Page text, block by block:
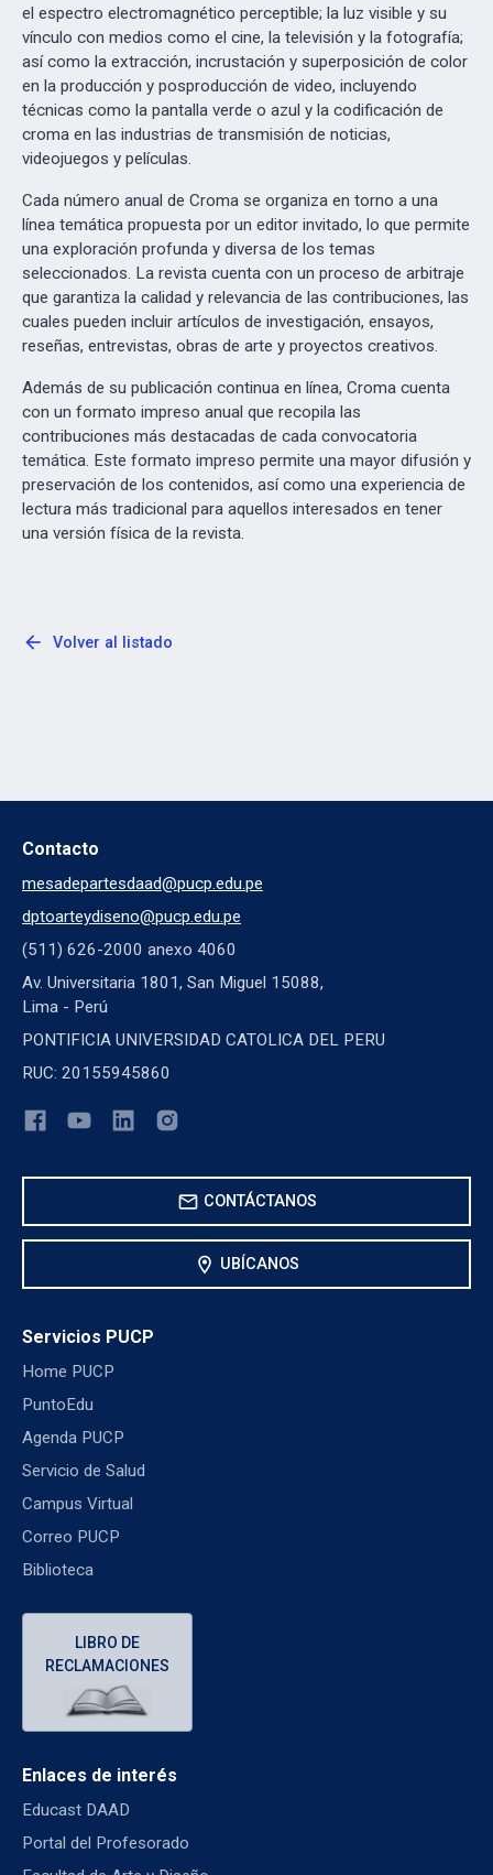
el espectro electromagnético perceptible; la luz visible y su
vínculo con medios como el cine, la televisión y la fotografía;
así como la extracción, incrustación y superposición de color
en la producción y posproducción de video, incluyendo
técnicas como la pantalla verde o azul y la codificación de
croma en las industrias de transmisión de noticias,
videojuegos y películas.
Cada número anual de Croma se organiza en torno a una
línea temática propuesta por un editor invitado, lo que permite
una exploración profunda y diversa de los temas
seleccionados. La revista cuenta con un proceso de arbitraje
que garantiza la calidad y relevancia de las contribuciones, las
cuales pueden incluir artículos de investigación, ensayos,
reseñas, entrevistas, obras de arte y proyectos creativos.
Además de su publicación continua en línea, Croma cuenta
con un formato impreso anual que recopila las
contribuciones más destacadas de cada convocatoria
temática. Este formato impreso permite una mayor difusión y
preservación de los contenidos, así como una experiencia de
lectura más tradicional para aquellos interesados en tener
una versión física de la revista.
arrow_back Volver al listado
Contacto
mesadepartesdaad@pucp.edu.pe
dptoarteydiseno@pucp.edu.pe
(511) 626-2000 anexo 4060
Av. Universitaria 1801, San Miguel 15088,
Lima - Perú
PONTIFICIA UNIVERSIDAD CATOLICA DEL PERU
RUC: 20155945860
mail CONTÁCTANOS
location_on UBÍCANOS
Servicios PUCP
Home PUCP
PuntoEdu
Agenda PUCP
Servicio de Salud
Campus Virtual
Correo PUCP
Biblioteca
LIBRO DE
RECLAMACIONES
Enlaces de interés
Educast DAAD
Portal del Profesorado